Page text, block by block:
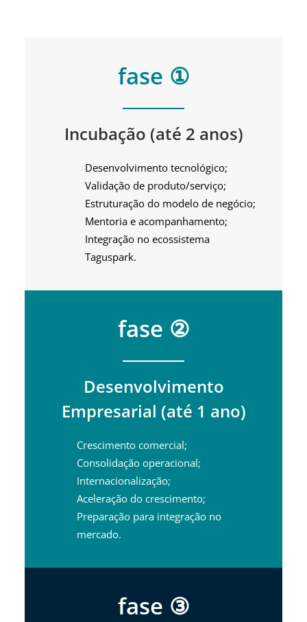
fase ①
Incubação (até 2 anos)
Desenvolvimento tecnológico;
Validação de produto/serviço;
Estruturação do modelo de negócio;
Mentoria e acompanhamento;
Integração no ecossistema
Taguspark.
fase ②
Desenvolvimento
Empresarial (até 1 ano)
Crescimento comercial;
Consolidação operacional;
Internacionalização;
Aceleração do crescimento;
Preparação para integração no
mercado.
fase ③